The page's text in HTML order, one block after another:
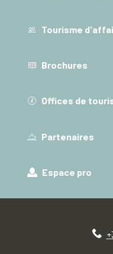
Tourisme
Brochures
Offices de
Partenaires
Espace pro